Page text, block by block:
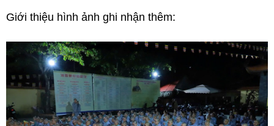
Giới thiệu hình ảnh ghi nhận thêm: